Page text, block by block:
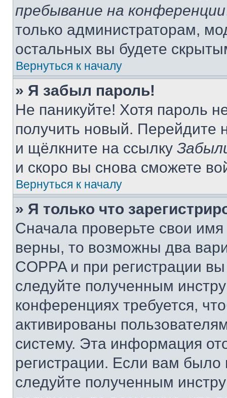
пребывание на конференции
только администраторам,
остальных вы будете
Вернуться к началу
» Я забыл пароль!
Не паникуйте! Хотя пароль
получить новый. Перейдите
и щёлкните на ссылку
и скоро вы снова сможете
Вернуться к началу
» Я только что
Сначала проверьте свои
верны, то возможны два
COPPA и при регистрации
следуйте полученным
конференциях требуется,
активированы
систему. Эта информация
регистрации. Если вам
следуйте полученным